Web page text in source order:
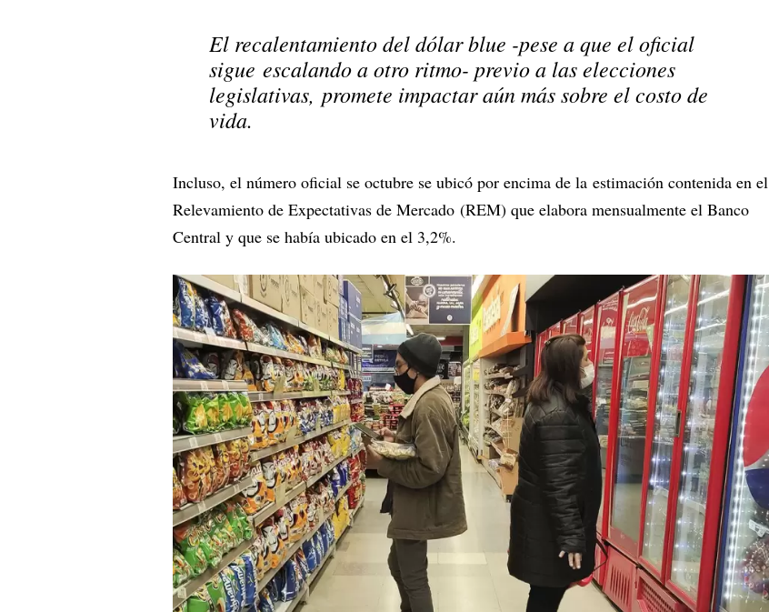
El recalentamiento del dólar blue -pese a que el oficial
sigue escalando a otro ritmo- previo a las elecciones
legislativas, promete impactar aún más sobre el costo de
vida.
Incluso, el número oficial se octubre se ubicó por encima de la estimación contenida en el
Relevamiento de Expectativas de Mercado (REM) que elabora mensualmente el Banco
Central y que se había ubicado en el 3,2%.